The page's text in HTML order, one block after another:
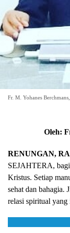
Fr. M. Yohanes
Oleh:
RENUNGAN,
SEJAHTERA,
Kristus. Setiap
sehat dan bahagia.
relasi spiritual yang